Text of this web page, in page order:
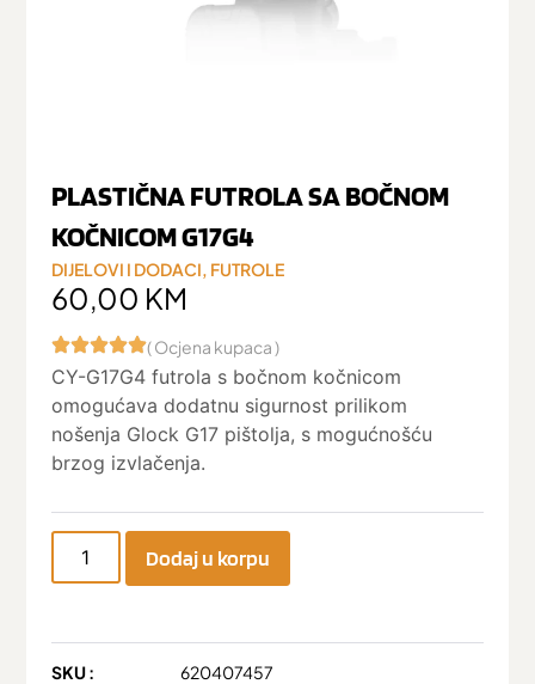
PLASTIČNA FUTROLA SA BOČNOM
KOČNICOM G17G4
DIJELOVI I DODACI, FUTROLE
60,00 KM
( Ocjena kupaca )
CY-G17G4 futrola s bočnom kočnicom
omogućava dodatnu sigurnost prilikom
nošenja Glock G17 pištolja, s mogućnošću
brzog izvlačenja.
Dodaj u korpu
SKU :
620407457